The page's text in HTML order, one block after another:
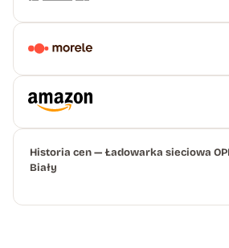
Historia cen — Ładowarka sieciowa
Biały